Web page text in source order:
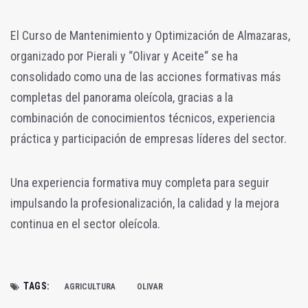
El Curso de Mantenimiento y Optimización de Almazaras,
organizado por Pierali y “Olivar y Aceite“ se ha
consolidado como una de las acciones formativas más
completas del panorama oleícola, gracias a la
combinación de conocimientos técnicos, experiencia
práctica y participación de empresas líderes del sector.
Una experiencia formativa muy completa para seguir
impulsando la profesionalización, la calidad y la mejora
continua en el sector oleícola.
TAGS: AGRICULTURA OLIVAR